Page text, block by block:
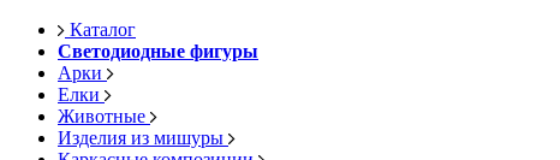
Каталог
Светодиодные фигуры
Арки
Елки
Животные
Изделия из мишуры